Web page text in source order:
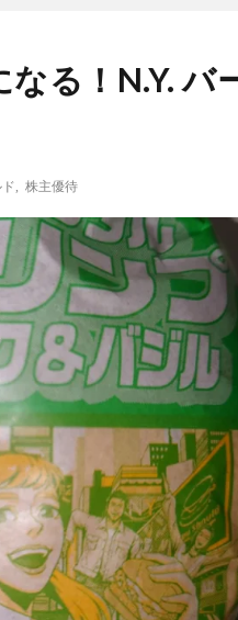
る！N.Y. バ
株主優待